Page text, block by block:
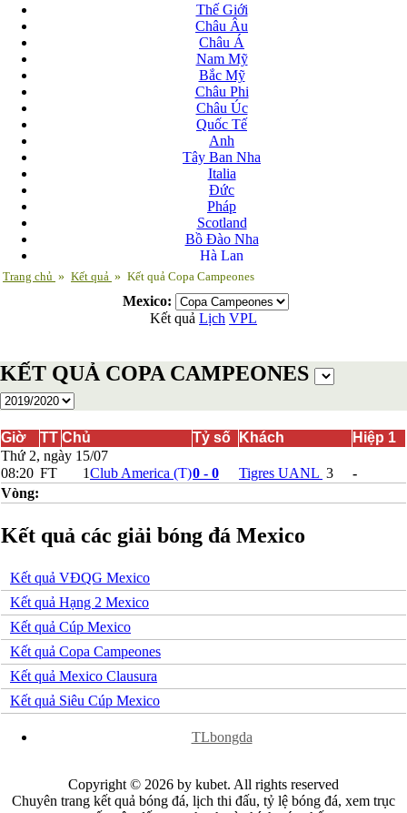
Thế Giới
Châu Âu
Châu Á
Nam Mỹ
Bắc Mỹ
Châu Phi
Châu Úc
Quốc Tế
Anh
Tây Ban Nha
Italia
Đức
Pháp
Scotland
Bồ Đào Nha
Hà Lan
Nga
Albania
Andorra
Armenia
Belarus
Bắc Macedonia
Bỉ
Croatia
Estonia
Georgia
Hungary
Hy Lạp
Kazakhstan
Liechtenstein
Malta
Moldova
Montenegro
Phần Lan
Rumany
Trang chủ » Kết quả » Kết quả Copa Campeones
Mexico:
Kết quả Lịch VPL
KẾT QUẢ COPA CAMPEONES
Giờ TT Chủ Tỷ số Khách
Hiệp 1
Thứ 2, ngày 15/07
08:20 FT Club America (T)
1 0 - 0 Tigres UANL 3
-
Vòng:
Kết quả các giải bóng đá Mexico
Kết quả VĐQG Mexico
Kết quả Hạng 2 Mexico
Kết quả Cúp Mexico
Kết quả Copa Campeones
Kết quả Mexico Clausura
Kết quả Siêu Cúp Mexico
TLbongda
Copyright © 2026 by kubet. All rights reserved
Chuyên trang kết quả bóng đá, lịch thi đấu, tỷ lệ bóng đá, xem trục